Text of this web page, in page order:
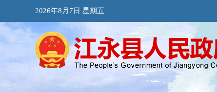
2026年8月7日 星期五